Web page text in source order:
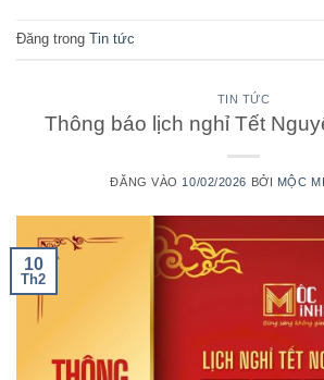
Đăng trong Tin tức
TIN TỨC
Thông báo lịch nghỉ Tết
ĐĂNG VÀO 10/02/2026 BỞI MỘC
10
Th2